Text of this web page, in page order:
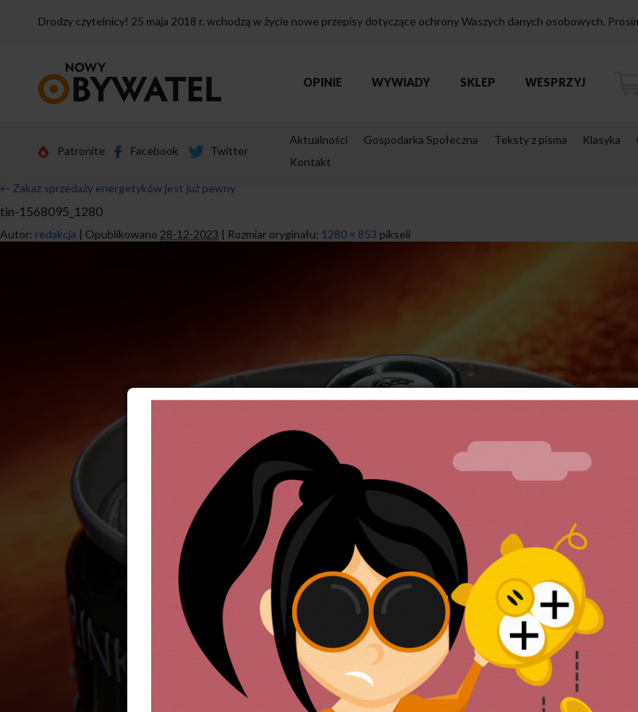
Drodzy czytelnicy! 25 maja 2018 r. wchodzą w życie nowe przepisy dotyczące ochrony Waszych danych osobowych.
strony
OPINIE WYWIADY SKLEP WESPRZYJ
Patronite Facebook Twitter
Aktualności Gospodarka Społeczna Teksty z pisma Klasyka
Kontakt
← Zakaz sprzedaży energetyków jest już pewny
tin-1568095_1280
Autor: redakcja | Opublikowano 28-12-2023 | Rozmiar oryginału: 1280 × 853 pikseli